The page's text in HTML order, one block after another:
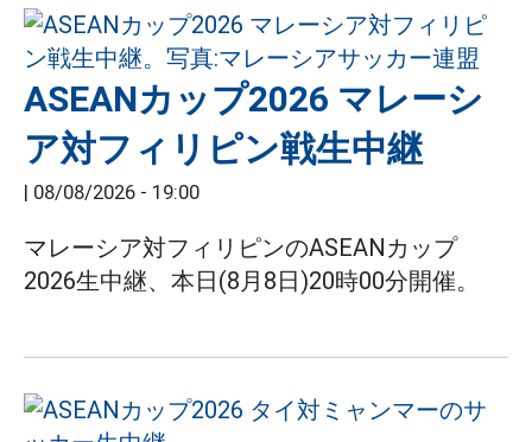
ASEANカップ2026 マレーシ
ア対フィリピン戦生中継
08/08/2026 - 19:00
マレーシア対フィリピンのASEANカップ
2026生中継、本日(8月8日)20時00分開催。